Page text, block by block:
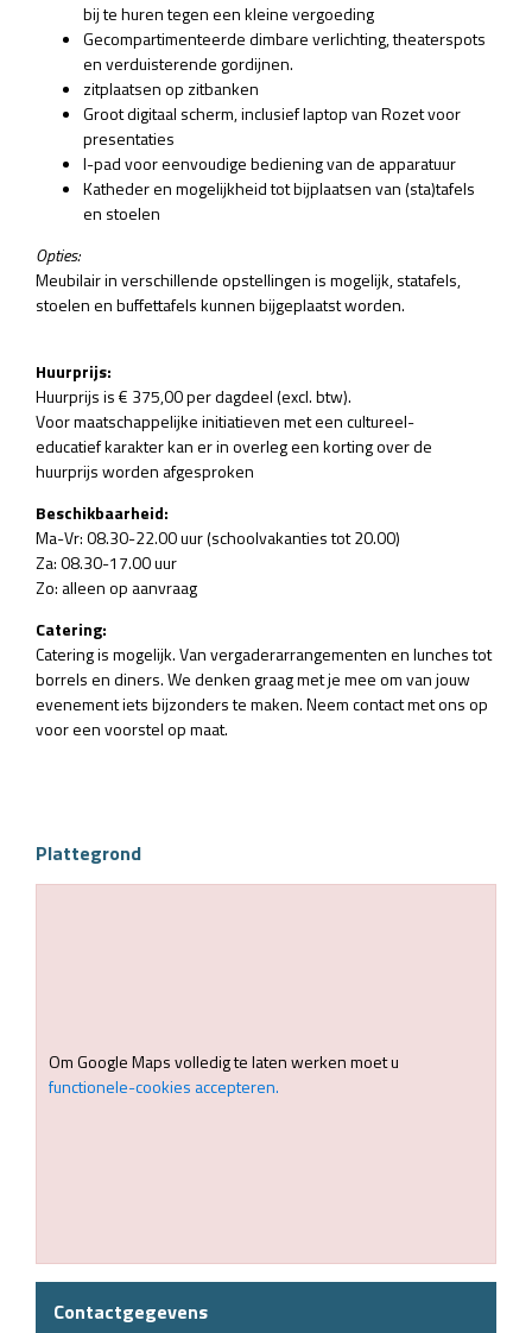
bij te huren tegen een kleine vergoeding
Gecompartimenteerde dimbare verlichting, theaterspots
en verduisterende gordijnen.
zitplaatsen op zitbanken
Groot digitaal scherm, inclusief laptop van Rozet voor
presentaties
I-pad voor eenvoudige bediening van de apparatuur
Katheder en mogelijkheid tot bijplaatsen van (sta)tafels
en stoelen
Opties:
Meubilair in verschillende opstellingen is mogelijk, statafels,
stoelen en buffettafels kunnen bijgeplaatst worden.
Huurprijs:
Huurprijs is € 375,00 per dagdeel (excl. btw).
Voor maatschappelijke initiatieven met een cultureel-
educatief karakter kan er in overleg een korting over de
huurprijs worden afgesproken
Beschikbaarheid:
Ma-Vr: 08.30-22.00 uur (schoolvakanties tot 20.00)
Za: 08.30-17.00 uur
Zo: alleen op aanvraag
Catering:
Catering is mogelijk. Van vergaderarrangementen en lunches tot
borrels en diners. We denken graag met je mee om van jouw
evenement iets bijzonders te maken. Neem contact met ons op
voor een voorstel op maat.
Plattegrond
Om Google Maps volledig te laten werken moet u
functionele-cookies accepteren.
Contactgegevens